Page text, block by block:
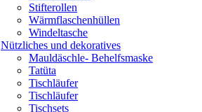
Stifterollen
Wärmflaschenhüllen
Windeltasche
Nützliches und dekoratives
Mauldäschle- Behelfsmaske
Tatüta
Tischläufer
Tischläufer
Tischsets